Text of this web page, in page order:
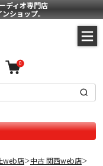
ディオ専門店
ショップ。
0
web店＞中古 関西web店＞